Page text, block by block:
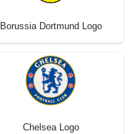
Borussia Dortmund Logo
Chelsea Logo